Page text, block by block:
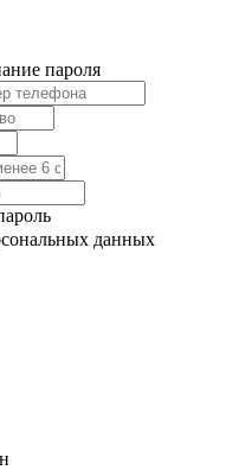
пароля
данных